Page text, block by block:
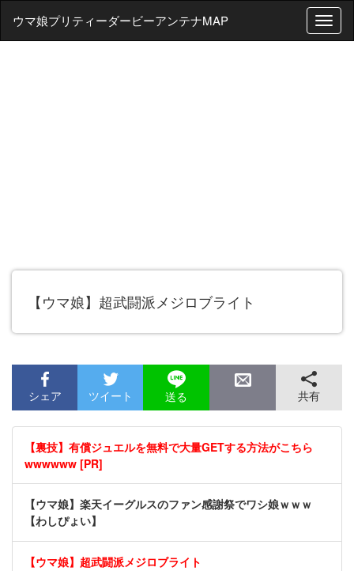
T
o
ウマ娘プリティーダービーアンテナMAP
【ウマ娘】超武闘派メジロブライト
シェア ツイート 送る 共有
【裏技】有償ジュエルを無料で大量GETする方法がこちら
wwwwww [PR]
【ウマ娘】楽天イーグルスのファン感謝祭でワシ娘ｗｗｗ
【わしぴょい】
【ウマ娘】超武闘派メジロブライト